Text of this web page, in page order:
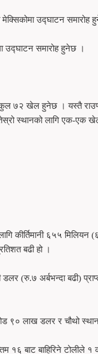
उद्घाटन समारोह
उद्घाटन समारोह हुनेछ ।
७२ खेल हुनेछ । यस्तै
स्थानको लागि एक-एक
कीर्तिमानी ६५५
बढी हो ।
(रु.७ अर्बभन्दा बढी)
९० लाख डलर र चौथो
१६ बाट बाहिरिने